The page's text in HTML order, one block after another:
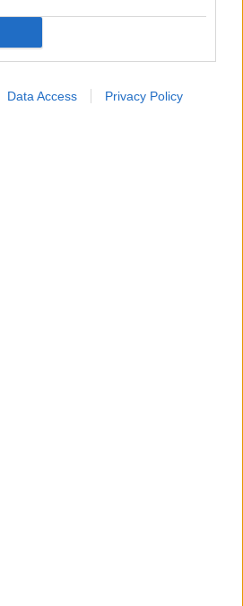
Data Access Privacy Policy
να είναι πιο
Τι πρέπει να περιέχει